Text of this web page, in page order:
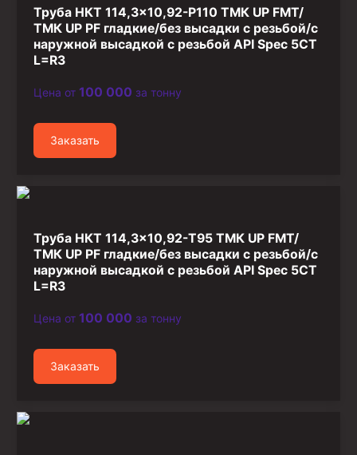
Труба НКТ 114,3×10,92-P110 ТМК UP FMT/
ТМК UP PF гладкие/без высадки с резьбой/с
наружной высадкой с резьбой API Spec 5CT
L=R3
Цена от 100 000 за тонну
Заказать
Труба НКТ 114,3×10,92-T95 ТМК UP FMT/
ТМК UP PF гладкие/без высадки с резьбой/с
наружной высадкой с резьбой API Spec 5CT
L=R3
Цена от 100 000 за тонну
Заказать